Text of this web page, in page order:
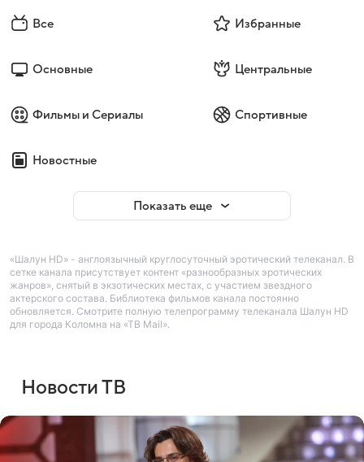
Все Избранные
Основные Центральные
Фильмы и Сериалы Спортивные
Новостные
Показать еще
«Шалун HD» - англоязычный круглосуточный эротический телеканал. В
сетке канала присутствует контент «разнообразных эротических
жанров», снятый в экзотических местах, с участием звездного
актерского состава. Библиотека фильмов канала постоянно
обновляется. Смотрите полную телепрограмму телеканала Шалун HD
для города Коломна на «ТВ Mail».
Новости ТВ